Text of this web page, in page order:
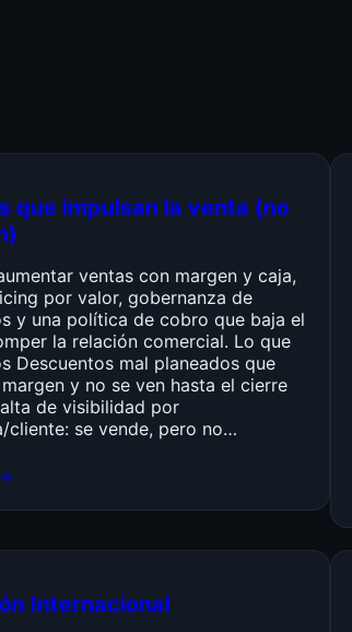
que impulsan la venta (no
ventas con margen y caja,
por valor, gobernanza de
y una política de cobro que baja el
la relación comercial. Lo que
Descuentos mal planeados que
y no se ven hasta el cierre
de visibilidad por
cliente: se vende, pero no…
Internacional